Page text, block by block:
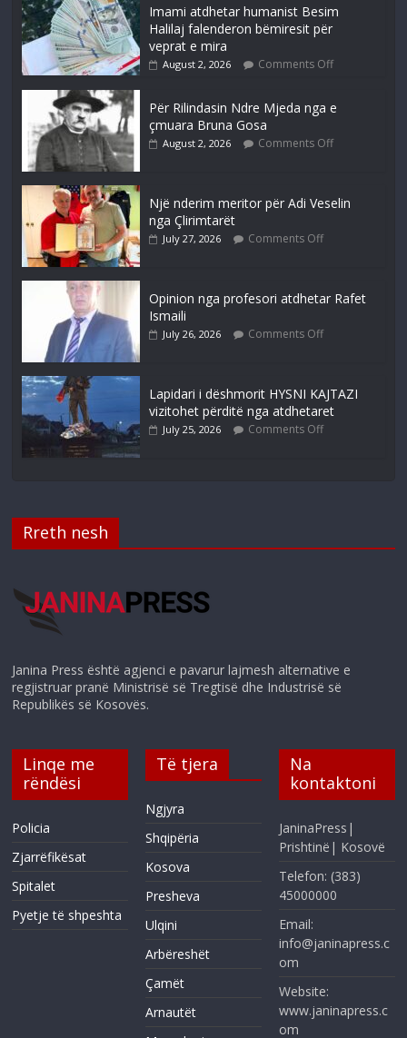
Imami atdhetar humanist Besim
Halilaj falenderon bëmiresit për
veprat e mira
August 2, 2026 Comments Off
Për Rilindasin Ndre Mjeda nga e
çmuara Bruna Gosa
August 2, 2026 Comments Off
Një nderim meritor për Adi Veselin
nga Çlirimtarët
July 27, 2026 Comments Off
Opinion nga profesori atdhetar Rafet
Ismaili
July 26, 2026 Comments Off
Lapidari i dëshmorit HYSNI KAJTAZI
vizitohet përditë nga atdhetaret
July 25, 2026 Comments Off
Rreth nesh
Janina Press është agjenci e pavarur lajmesh alternative e
regjistruar pranë Ministrisë së Tregtisë dhe Industrisë së
Republikës së Kosovës.
Linqe me
rëndësi
Policia
Zjarrëfikësat
Spitalet
Pyetje të shpeshta
Të tjera
Ngjyra
Shqipëria
Kosova
Presheva
Ulqini
Arbëreshët
Çamët
Arnautët
Na
kontaktoni
JaninaPress|
Prishtinë| Kosovë
Telefon: (383)
45000000
Email:
info@janinapress.c
om
Website:
www.janinapress.c
om